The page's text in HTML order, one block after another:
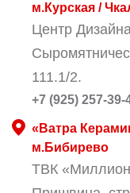
м.Курская /
Центр
111.1/2.
+7 (925) 257-39-
«Ватра
м.Бибирево
ТВК